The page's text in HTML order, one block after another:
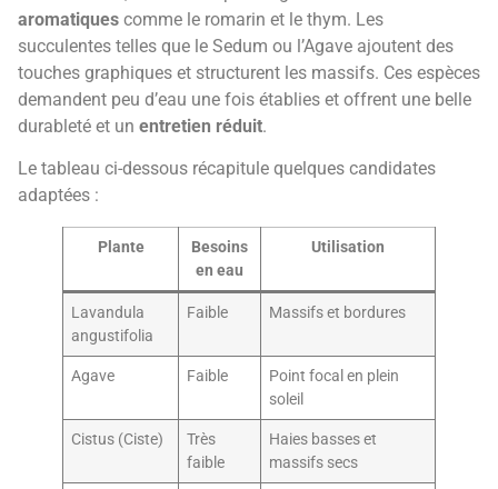
aromatiques comme le romarin et le thym. Les
succulentes telles que le Sedum ou l’Agave ajoutent des
touches graphiques et structurent les massifs. Ces espèces
demandent peu d’eau une fois établies et offrent une belle
durableté et un entretien réduit.
Le tableau ci-dessous récapitule quelques candidates
adaptées :
Plante
Besoins
en eau
Utilisation
Lavandula
angustifolia
Faible Massifs et bordures
Agave Faible
Point focal en plein
soleil
Cistus (Ciste)
Très
faible
Haies basses et
massifs secs